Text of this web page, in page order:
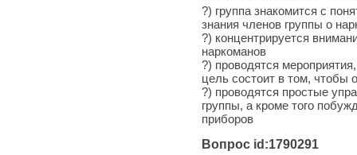
?) группа знакомится с
знания членов группы о
?) концентрируется
наркоманов
?) проводятся
цель состоит в том, чтобы
?) проводятся простые
группы, а кроме того
приборов
Вопрос id:1790291